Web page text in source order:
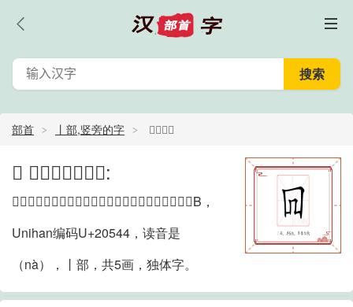
部首 丨部,竖旁的字 𠕄的部首
𠕄 的部首详情如下:
𠕄的部首是丨部。，位于中日韩统一表意文字扩展区B，
Unihan编码U+20544，读音是
（nà），丨部，共5画，独体字。